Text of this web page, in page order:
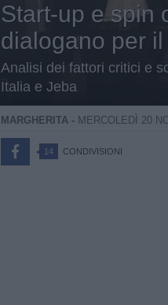
Start-up e spin
dialogano per
Analisi dei fattori critici e
Italia e Jeba
MARGHERITA - MERCOLEDÌ 20
14 CONDIVISIONI